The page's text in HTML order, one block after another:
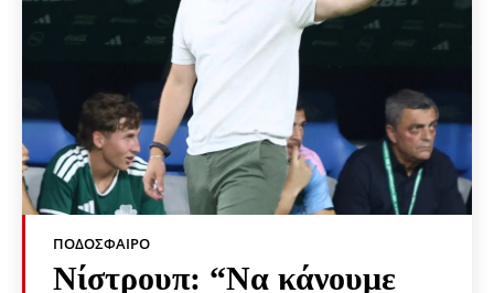
ΠΟΔΌΣΦΑΙΡΟ
Νίστρουπ: “Να κάνουμε